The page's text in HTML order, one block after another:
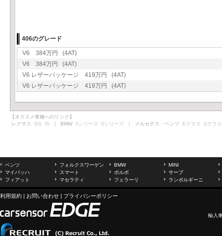
406のグレード
V6 384万円 (4AT)
V6 384万円 (4AT)
V6 レザーパッケージ 419万円 (4AT)
V6 レザーパッケージ 419万円 (4AT)
【オススメ車種へのリンク】
レクサス GS IS ｜ BMW 3シリーズ 5シリーズ ｜ メルセデス・ベンツ Eクラス Sクラス
ベンツ フォルクスワーゲン BMW
MINI
マイバッハ
スマート ボルボ
サーブ
フィアット
マセラティ フェラーリ ランボルギーニ
利用規約 | お問い合わせ | プライバシーポリシー
輸入